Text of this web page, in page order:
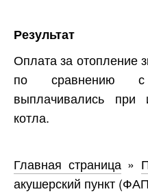
Результат
Оплата за отопление
по сравнению с
выплачивались при
котла.
Главная страница»
акушерский пункт